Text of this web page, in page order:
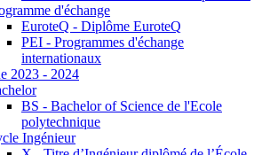
d'échange
EuroteQ - Diplôme EuroteQ
PEI - Programmes d'échange
internationaux
2023 - 2024
BS - Bachelor of Science de l'Ecole
polytechnique
Ingénieur